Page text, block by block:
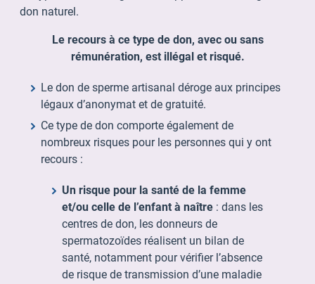
don naturel.
Le recours à ce type de don, avec ou sans
rémunération, est illégal et risqué.
Le don de sperme artisanal déroge aux principes
légaux d’anonymat et de gratuité.
Ce type de don comporte également de
nombreux risques pour les personnes qui y ont
recours :
Un risque pour la santé de la femme
et/ou celle de l’enfant à naître : dans les
centres de don, les donneurs de
spermatozoïdes réalisent un bilan de
santé, notamment pour vérifier l’absence
de risque de transmission d’une maladie